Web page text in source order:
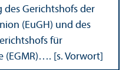
des Gerichtshofs der
(EuGH) und des
für
(EGMR)…. [s. Vorwort]